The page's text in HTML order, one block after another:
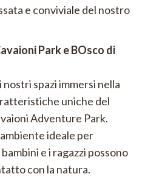
e conviviale del nostro
Park e BOsco di
spazi immersi nella
uniche del
Adventure Park.
ideale per
e i ragazzi possono
con la natura.